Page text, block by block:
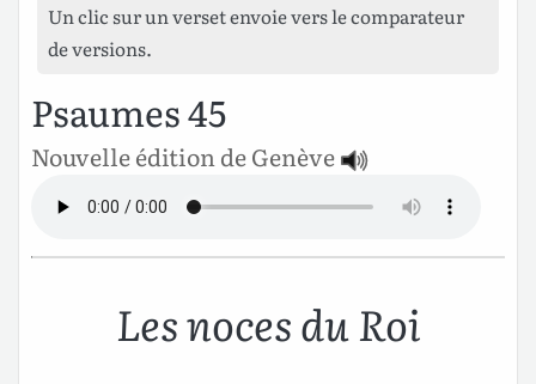
Un clic sur un verset envoie vers le comparateur
de versions.
Psaumes 45
Nouvelle édition de Genève
Les noces du Roi